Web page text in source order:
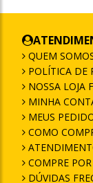
QUEM
POLÍTICA DE
NOSSA LOJA
MINHA
MEUS
COMO
COMPRE
DÚVIDAS